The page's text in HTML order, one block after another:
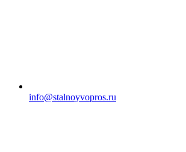
info@stalnoyvopros.ru